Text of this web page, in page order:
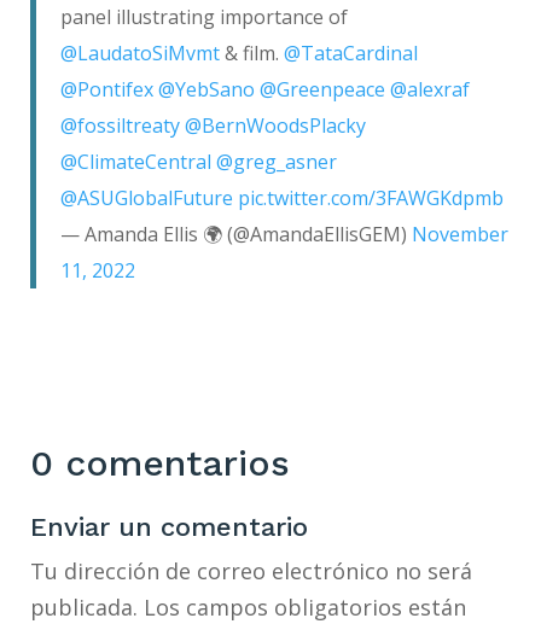
panel illustrating importance of
@LaudatoSiMvmt& film. @TataCardinal
@Pontifex@YebSano @Greenpeace @alexraf
@fossiltreaty@BernWoodsPlacky
@ClimateCentral @greg_asner
@ASUGlobalFuture pic.twitter.com/3FAWGKdpmb
— Amanda Ellis 🌍 (@AmandaEllisGEM) November
11, 2022
0 comentarios
Enviar un comentario
Tu dirección de correo electrónico no será
publicada. Los campos obligatorios están